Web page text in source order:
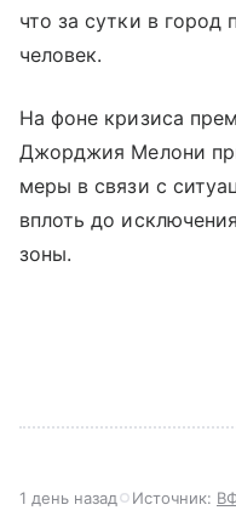
что за сутки в город
человек.
На фоне кризиса
Джорджия Мелони
меры в связи с
вплоть до
зоны.
1 день назад Источник: